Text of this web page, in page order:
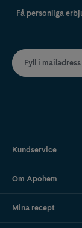
Få personliga
Fyll i mailadress
Kundservice
Om Apohem
Mina recept